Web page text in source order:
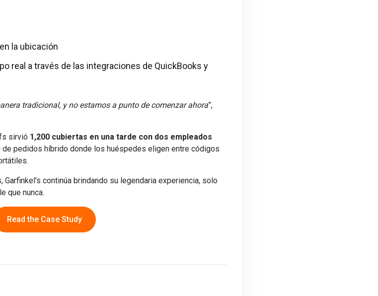
la ubicación
real a través de las integraciones de QuickBooks y
tradicional, y no estamos a punto de comenzar ahora”,
sirvió 1,200 cubiertas en una tarde con dos empleados
pedidos híbrido donde los huéspedes eligen entre códigos
Garfinkel's continúa brindando su legendaria experiencia, solo
que nunca.
Read the Case Study